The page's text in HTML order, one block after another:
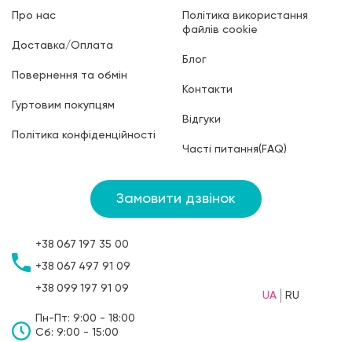
Про нас
Доставка/Оплата
Повернення та обмін
Гуртовим покупцям
Політика конфіденційності
Політика використання
файлів cookie
Блог
Контакти
Відгуки
Часті питання(FAQ)
Замовити дзвінок
+38 067 197 35 00
+38 067 497 91 09
+38 099 197 91 09
Пн-Пт: 9:00 - 18:00
Сб: 9:00 - 15:00
UA RU